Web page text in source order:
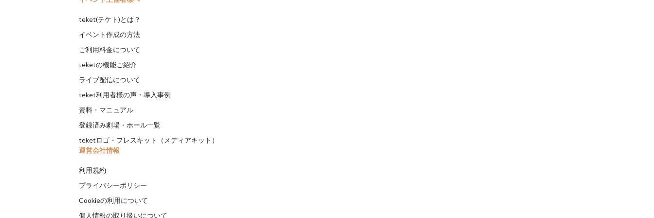
teket(テケト)とは？
イベント作成の方法
ご利用料金について
teketの機能ご紹介
ライブ配信について
teket利用者様の声・導入事例
資料・マニュアル
登録済み劇場・ホール一覧
teketロゴ・プレスキット（メディアキット）
運営会社情報
利用規約
プライバシーポリシー
Cookieの利用について
個人情報の取り扱いについて